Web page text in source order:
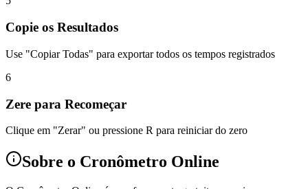
Copie os Resultados
Use "Copiar Todas" para exportar todos os tempos registrados
6
Zere para Recomeçar
Clique em "Zerar" ou pressione R para reiniciar do zero
Sobre o Cronômetro Online